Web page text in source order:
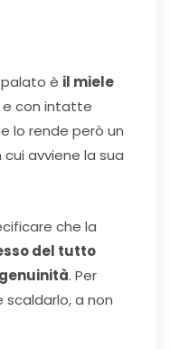
è il miele
e con intatte
lo rende però un
avviene la sua
che la
del tutto
. Per
a non